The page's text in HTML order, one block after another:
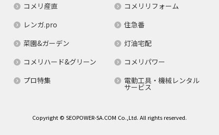
コメリ産直
コメリリフォーム
レンガ.pro
住急番
菜園&ガーデン
灯油宅配
コメリハード&グリーン
コメリパワー
プロ特集
電動工具・機械レンタル
サービス
Copyright © SEOPOWER-SA.COM Co.,Ltd. All rights reserved.